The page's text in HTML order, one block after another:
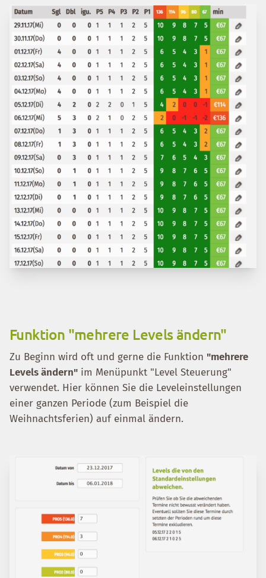
Funktion "mehrere Levels ändern"
Zu Beginn wird oft und gerne die Funktion "mehrere
Levels ändern" im Menüpunkt "Level Steuerung"
verwendet. Hier können Sie die Leveleinstellungen
einer ganzen Periode (zum Beispiel die
Weihnachtsferien) auf einmal ändern.